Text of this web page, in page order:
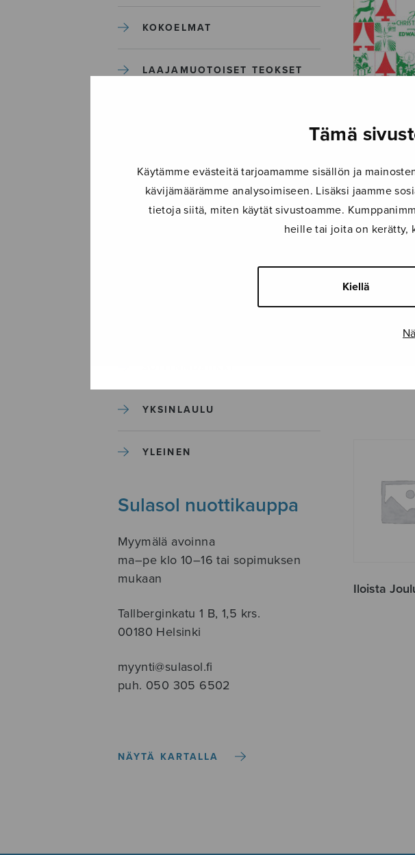
Tämä
Käytämme evästeitä tarjoamamme sisällön ja
kävijämäärämme analysoimiseen. Lisäksi jaamme
tietoja siitä, miten käytät sivustoamme.
heille tai joita on kerätty,
Kiellä
KOKOELMAT
LAAJAMUOTOISET TEOKSET
MUUT
YKSINLAULU
YLEINEN
Sulasol nuottikauppa
Myymälä avoinna
ma–pe klo 10–16 tai sopimuksen
mukaan
Tallberginkatu 1 B, 1,5 krs.
00180 Helsinki
myynti@sulasol.fi
puh. 050 305 6502
NÄYTÄ KARTALLA
Carl
Book
Christmas
Iloista